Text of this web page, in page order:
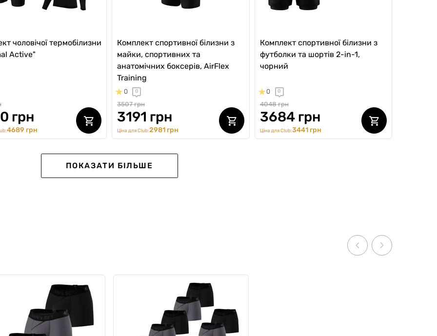
чоловічої термобілизни
Active"
грн
4689 грн
Комплект спортивної білизни з
майки, спортивних та
анатомічних боксерів, AirFlex
Training
0 0
3507 грн
3191 грн
Ціна для Club:2981 грн
Комплект спортивної білизни з
футболки та шортів 2-in-1,
чорний
0 0
4048 грн
3684 грн
Ціна для Club:3441 грн
спортивної
білизни з футболки,
та анатомічних
NEW
Комплект спортивної білизни з
майки та шортів, Anatomic
Balance Summer Set
ПОКАЗАТИ БІЛЬШЕ